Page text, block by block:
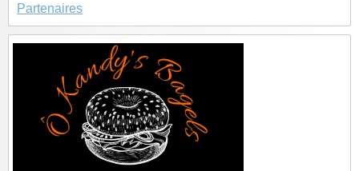
Partenaires